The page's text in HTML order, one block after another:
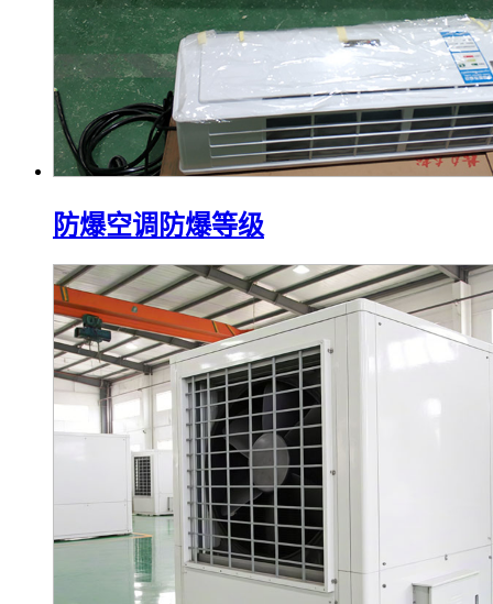
防爆空调防爆等级